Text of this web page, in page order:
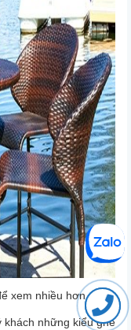
xem nhiều hơn
khách những kiểu ghế